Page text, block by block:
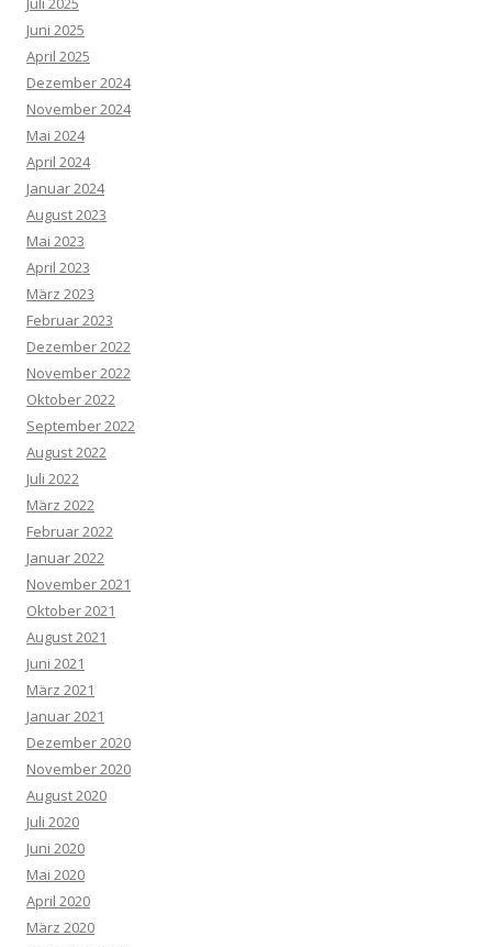
Juni 2025
April 2025
Dezember 2024
November 2024
Mai 2024
April 2024
Januar 2024
August 2023
Mai 2023
April 2023
März 2023
Februar 2023
Dezember 2022
November 2022
Oktober 2022
September 2022
August 2022
Juli 2022
März 2022
Februar 2022
Januar 2022
November 2021
Oktober 2021
August 2021
Juni 2021
März 2021
Januar 2021
Dezember 2020
November 2020
August 2020
Juli 2020
Juni 2020
Mai 2020
April 2020
März 2020